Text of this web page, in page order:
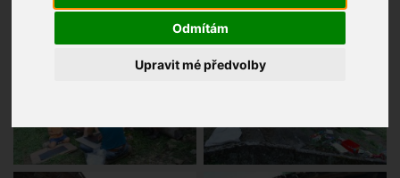
Odmítám
Upravit mé předvolby